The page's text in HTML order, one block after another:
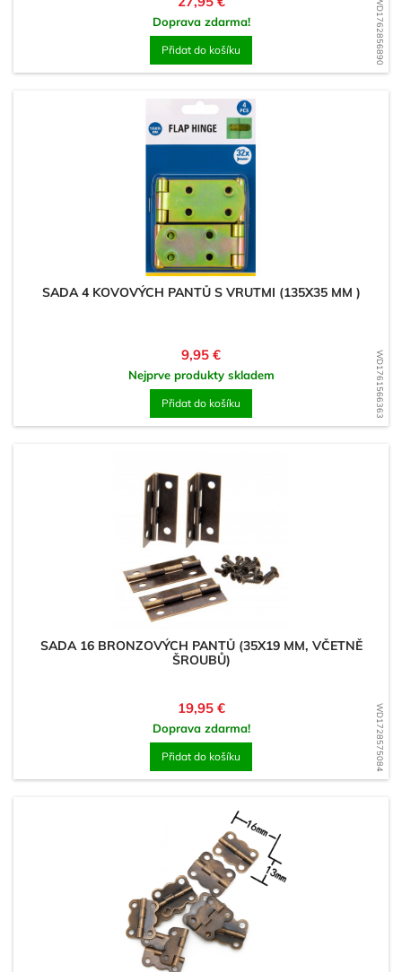
WD1762856890
Doprava zdarma!
Přidat do košíku
WD1761566363
SADA 4 KOVOVÝCH PANTŮ S VRUTMI (135X35 MM )
Cena
9,95 €
Nejprve produkty skladem
Přidat do košíku
WD1728575084
SADA 16 BRONZOVÝCH PANTŮ (35X19 MM, VČETNĚ
ŠROUBŮ)
Cena
19,95 €
Doprava zdarma!
Přidat do košíku